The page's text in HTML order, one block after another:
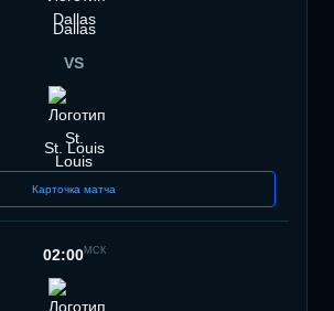
Dallas
VS
St. Louis
Карточка матча
02:00МСК